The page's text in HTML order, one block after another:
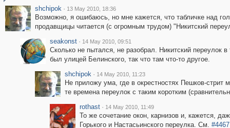
shchipok · 13 May 2010, 18:36
Возможно, я ошибаюсь, но мне кажется, что табличке над
продавщицы читается (с огромным трудом) "Никитский
seakonst · 14 May 2010, 09:51
Сколько не пытался, не разобрал. Никитский переулок в
был улицей Белинского, так что там что-то другое.
shchipok · 14 May 2010, 11:23
Не приложу ума, где в окрестностях Пешков-стрит
те времена переулок с таким коротким
rothast · 14 May 2010, 11:49
То же сочетание окон, карнизов и, кажется,
Горького и Настасьинского переулка. См. #4467